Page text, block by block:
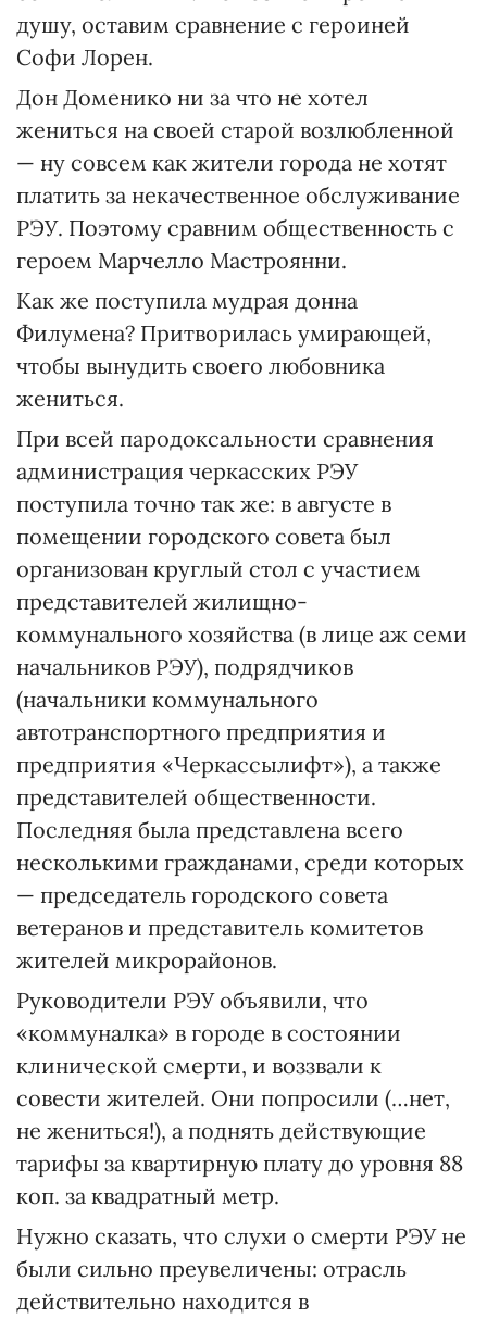
душу, оставим сравнение с героиней
Софи Лорен.
Дон Доменико ни за что не хотел
жениться на своей старой возлюбленной
— ну совсем как жители города не хотят
платить за некачественное обслуживание
РЭУ. Поэтому сравним общественность с
героем Марчелло Мастроянни.
Как же поступила мудрая донна
Филумена? Притворилась умирающей,
чтобы вынудить своего любовника
жениться.
При всей пародоксальности сравнения
администрация черкасских РЭУ
поступила точно так же: в августе в
помещении городского совета был
организован круглый стол с участием
представителей жилищно-
коммунального хозяйства (в лице аж семи
начальников РЭУ), подрядчиков
(начальники коммунального
автотранспортного предприятия и
предприятия «Черкассылифт»), а также
представителей общественности.
Последняя была представлена всего
несколькими гражданами, среди которых
— председатель городского совета
ветеранов и представитель комитетов
жителей микрорайонов.
Руководители РЭУ объявили, что
«коммуналка» в городе в состоянии
клинической смерти, и воззвали к
совести жителей. Они попросили (…нет,
не жениться!), а поднять действующие
тарифы за квартирную плату до уровня 88
коп. за квадратный метр.
Нужно сказать, что слухи о смерти РЭУ не
были сильно преувеличены: отрасль
действительно находится в